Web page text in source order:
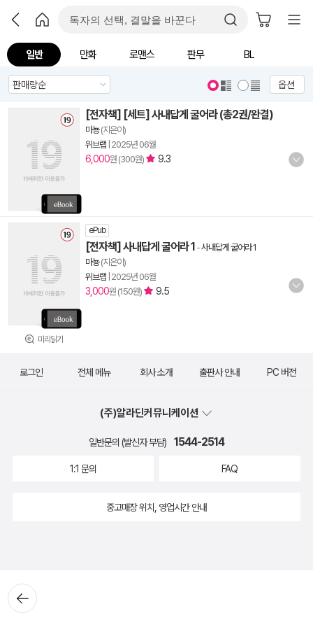
일반 만화 로맨스 판무 BL
옵션
[전자책] [세트] 사내답게 굴어라 (총2권/완결)
마뇽(지은이)
위브랩 2025년 06월
6,000원 (300원) 9.3
미리읽기
ePub
[전자책] 사내답게 굴어라 1 -사내답게 굴어라 1
마뇽(지은이)
위브랩 2025년 06월
3,000원 (150원) 9.5
뒤로가
기
로그인 전체 메뉴 회사 소개 출판사 안내 PC 버전
(주)알라딘커뮤니케이션
일반문의 (발신자 부담) 1544-2514
1:1 문의 FAQ
중고매장 위치, 영업시간 안내